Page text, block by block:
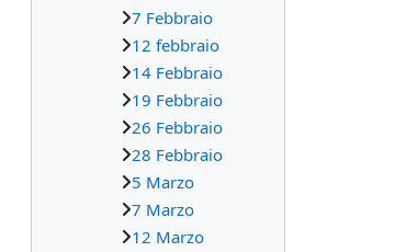
7 Febbraio
12 febbraio
14 Febbraio
19 Febbraio
26 Febbraio
28 Febbraio
5 Marzo
7 Marzo
12 Marzo